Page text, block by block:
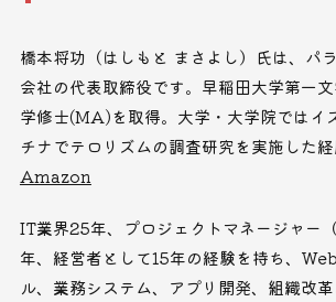
橋本将功（はしもと まさよし）氏は、パ
会社の代表取締役です。早稲田大学第一
学修士(MA)を取得。大学・大学院ではイ
チナでテロリズムの調査研究を実施した経
Amazon
IT業界25年、プロジェクトマネージャー
年、経営者として15年の経験を持ち、
ル、業務システム、アプリ開発、組織改